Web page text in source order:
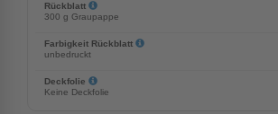
Rückblatt
300 g Graupappe
Farbigkeit Rückblatt
unbedruckt
Deckfolie
Keine Deckfolie